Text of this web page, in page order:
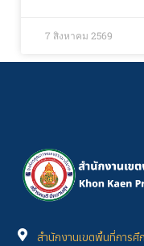
7 สิงหาคม 2569
สำนักงานเขตพื้นที่การ